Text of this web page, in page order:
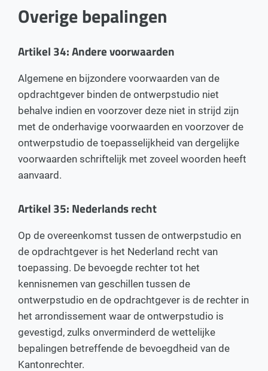
Overige bepalingen
Artikel 34: Andere voorwaarden
Algemene en bijzondere voorwaarden van de
opdrachtgever binden de ontwerpstudio niet
behalve indien en voorzover deze niet in strijd zijn
met de onderhavige voorwaarden en voorzover de
ontwerpstudio de toepasselijkheid van dergelijke
voorwaarden schriftelijk met zoveel woorden heeft
aanvaard.
Artikel 35: Nederlands recht
Op de overeenkomst tussen de ontwerpstudio en
de opdrachtgever is het Nederland recht van
toepassing. De bevoegde rechter tot het
kennisnemen van geschillen tussen de
ontwerpstudio en de opdrachtgever is de rechter in
het arrondissement waar de ontwerpstudio is
gevestigd, zulks onverminderd de wettelijke
bepalingen betreffende de bevoegdheid van de
Kantonrechter.